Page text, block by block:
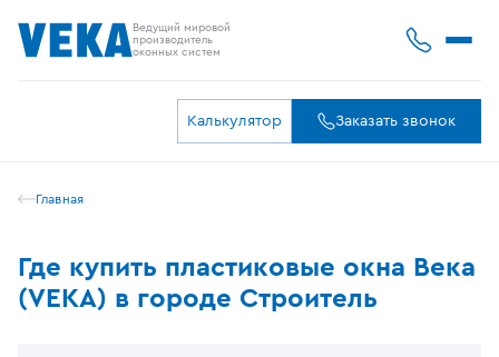
Ведущий мировой
производитель
оконных систем
Калькулятор Заказать звонок
Главная
Где купить пластиковые окна Века
(VEKA) в городе Строитель